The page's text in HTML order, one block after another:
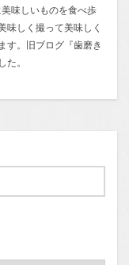
味しいものを食べ歩
味しく撮って美味しく
す。旧ブログ『歯磨き
。